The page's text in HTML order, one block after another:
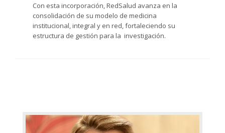
Con esta incorporación, RedSalud avanza en la
consolidación de su modelo de medicina
institucional, integral y en red, fortaleciendo su
estructura de gestión para la investigación.